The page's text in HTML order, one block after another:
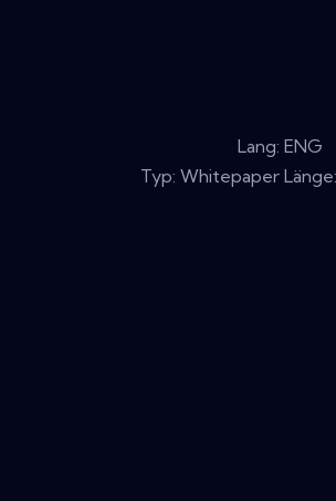
Lang: ENG
Typ: Whitepaper